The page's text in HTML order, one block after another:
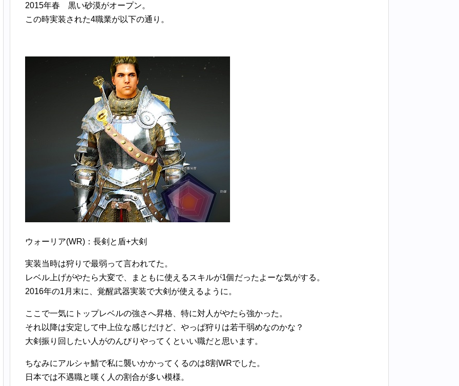
2015年春 黒い砂漠がオープン。
この時実装された4職業が以下の通り。
ウォーリア(WR)：長剣と盾+大剣
実装当時は狩りで最弱って言われてた。
レベル上げがやたら大変で、まともに使えるスキルが1個だったよーな気がする。
2016年の1月末に、覚醒武器実装で大剣が使えるように。
ここで一気にトップレベルの強さへ昇格、特に対人がやたら強かった。
それ以降は安定して中上位な感じだけど、やっぱ狩りは若干弱めなのかな？
大剣振り回したい人がのんびりやってくといい職だと思います。
ちなみにアルシャ鯖で私に襲いかかってくるのは8割WRでした。
日本では不遇職と嘆く人の割合が多い模様。